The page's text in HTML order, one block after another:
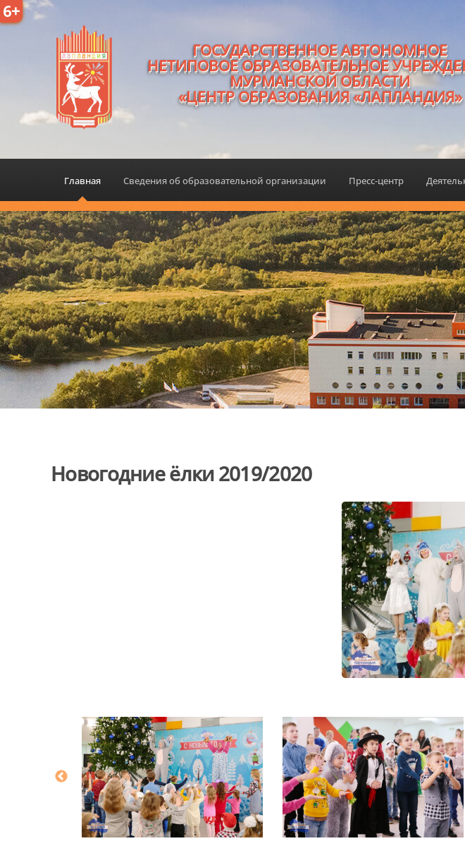
6+
ГОСУДАРСТВЕННОЕ АВТОНОМНОЕ
НЕТИПОВОЕ ОБРАЗОВАТЕЛЬНОЕ
МУРМАНСКОЙ ОБЛАСТИ
«ЦЕНТР ОБРАЗОВАНИЯ «ЛАПЛАНДИЯ»
Главная Сведения об образовательной организации Пресс-центр
Новогодние ёлки 2019/2020